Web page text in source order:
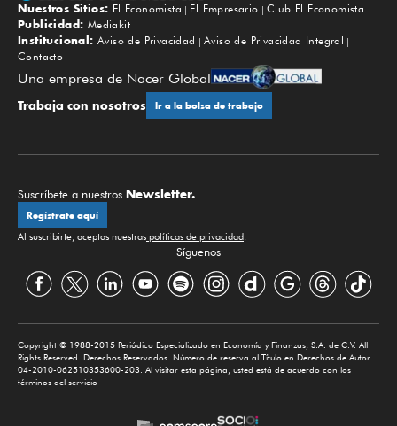
Subir
Nuestros Sitios: El Economista El Empresario
Club El Economista
Publicidad: Mediakit
Institucional: Aviso de Privacidad
Aviso de Privacidad Integral
Contacto
Una empresa de Nacer Global
Trabaja con nosotros Ir a la bolsa de trabajo
Suscríbete a nuestros Newsletter.
Regístrate aquí
Al suscribirte, aceptas nuestras políticas de privacidad.
Síguenos
Copyright © 1988-2015 Periódico Especializado en Economía y Finanzas, S.A. de C.V. All
Rights Reserved. Derechos Reservados. Número de reserva al Título en Derechos de Autor
04-2010-062510353600-203. Al visitar esta página, usted está de acuerdo con los
términos del servicio